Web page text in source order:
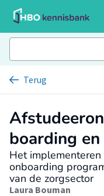
Terug
boarding
Het
onboarding
van de zorgsector
Laura Bouman